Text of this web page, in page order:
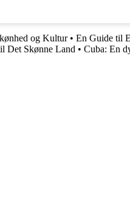
og Kultur• En Guide til
Det Skønne Land • Cuba: En